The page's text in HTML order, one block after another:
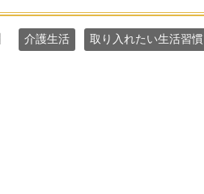
介護生活 取り入れたい生活習慣